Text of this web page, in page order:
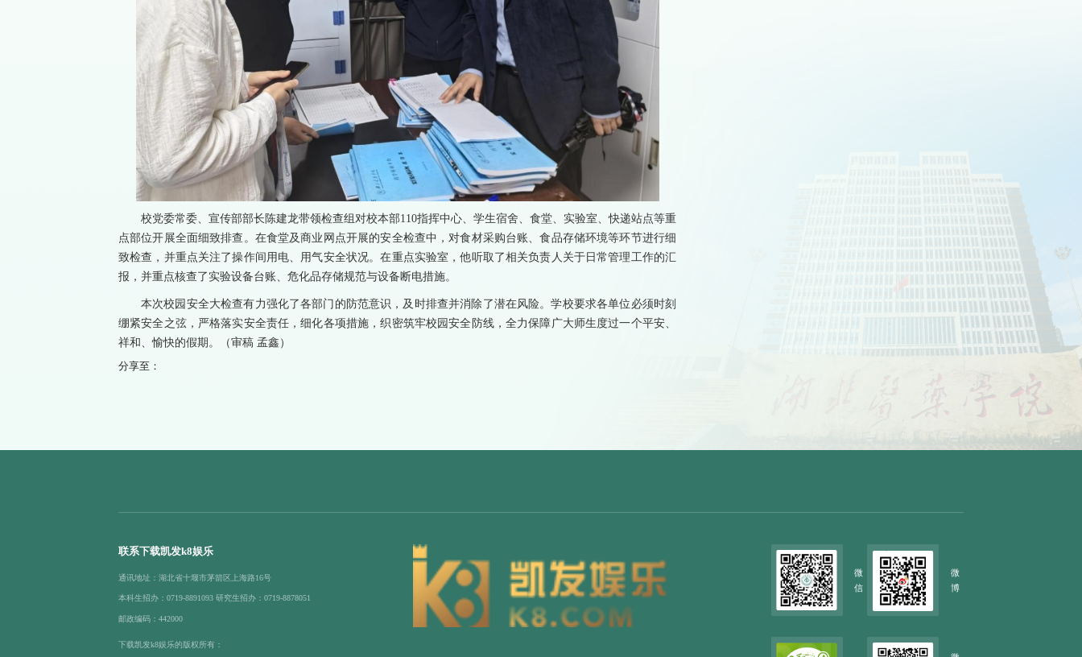
校党委常委、宣传部部长陈建龙带领检查组对校本部110指挥中心、学生宿舍、食堂、实验室、快递站点等重
点部位开展全面细致排查。在食堂及商业网点开展的安全检查中，对食材采购台账、食品存储环境等环节进行细
致检查，并重点关注了操作间用电、用气安全状况。在重点实验室，他听取了相关负责人关于日常管理工作的汇
报，并重点核查了实验设备台账、危化品存储规范与设备断电措施。
本次校园安全大检查有力强化了各部门的防范意识，及时排查并消除了潜在风险。学校要求各单位必须时刻
绷紧安全之弦，严格落实安全责任，细化各项措施，织密筑牢校园安全防线，全力保障广大师生度过一个平安、
祥和、愉快的假期。（审稿 孟鑫）
分享至：
联系下载凯发k8娱乐
通讯地址：湖北省十堰市茅箭区上海路16号
本科生招办：0719-8891093 研究生招办：0719-8878051
邮政编码：442000
下载凯发k8娱乐的版权所有：
微
信
微
博